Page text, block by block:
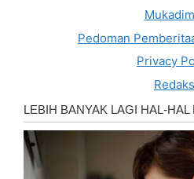
Pedoman
Privacy